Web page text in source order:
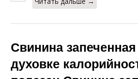
Свинина
духовке